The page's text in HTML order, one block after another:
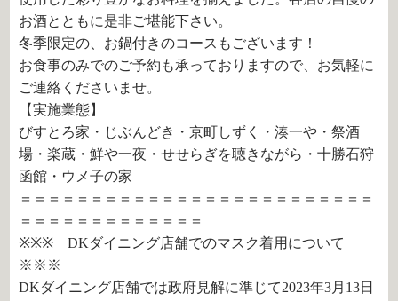
お酒とともに是非ご堪能下さい。
冬季限定の、お鍋付きのコースもございます！
お食事のみでのご予約も承っておりますので、お気軽に
ご連絡くださいませ。
【実施業態】
びすとろ家・じぶんどき・京町しずく・湊一や・祭酒
場・楽蔵・鮮や一夜・せせらぎを聴きながら・十勝石狩
函館・ウメ子の家
＝＝＝＝＝＝＝＝＝＝＝＝＝＝＝＝＝＝＝＝＝＝＝＝＝
＝＝＝＝＝＝＝＝＝＝＝＝＝
※※※ DKダイニング店舗でのマスク着用について
※※※
DKダイニング店舗では政府見解に準じて2023年3月13日